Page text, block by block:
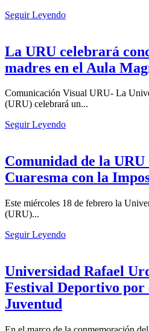
Seguir Leyendo
La URU celebrará
madres en el Aula
Comunicación Visual URU- La
(URU) celebrará un...
Seguir Leyendo
Comunidad de la
Cuaresma con la
Este miércoles 18 de febrero la
(URU)...
Seguir Leyendo
Universidad Rafael
Festival Deportivo por
Juventud